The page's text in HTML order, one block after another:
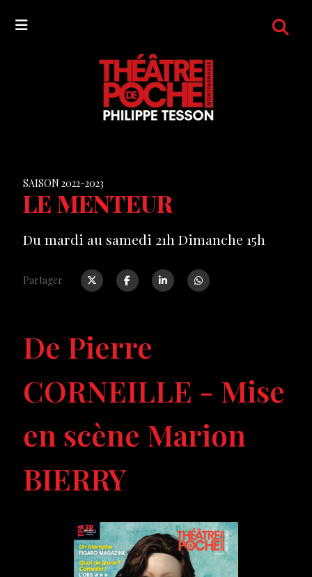
SAISON 2022-2023
LE MENTEUR
Du mardi au samedi 21h Dimanche 15h
Partager
De Pierre
CORNEILLE - Mise
en scène Marion
BIERRY